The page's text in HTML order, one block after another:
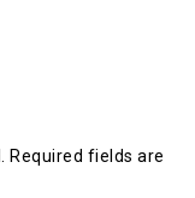
Required fields are